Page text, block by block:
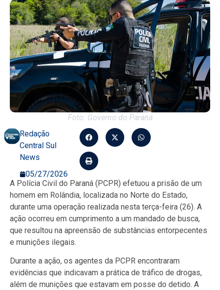
cumprir um mandado de busca, resultando...
Foto: Governo do Paraná
Redação
Central Sul
News
05/27/2026
A Polícia Civil do Paraná (PCPR) efetuou a prisão de um
homem em Rolândia, localizada no Norte do Estado,
durante uma operação realizada nesta terça-feira (26). A
ação ocorreu em cumprimento a um mandado de busca,
que resultou na apreensão de substâncias entorpecentes
e munições ilegais.
Durante a ação, os agentes da PCPR encontraram
evidências que indicavam a prática de tráfico de drogas,
além de munições que estavam em posse do detido. A